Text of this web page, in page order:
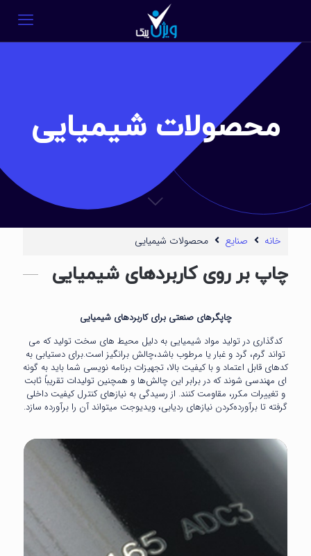
محصولات شیمیایی
خانه صنایع محصولات شیمیایی
چاپ بر روی کاربردهای شیمیایی
چاپگرهای صنعتی برای کاربردهای شیمیایی
کدگذاری در تولید مواد شیمیایی به دلیل محیط های سخت تولید که می
تواند گرم، گرد و غبار یا مرطوب باشد،چالش برانگیز است.برای دستیابی به
کدهای قابل اعتماد و با کیفیت بالا، تجهیزات برنامه نویسی شما باید به گونه
ای مهندسی شوند که در برابر این چالش‌ها و همچنین تولیدات تقریباً ثابت
و تغییرات مکرر، مقاومت کنند. از رسیدگی به نیازهای کنترل کیفیت داخلی
گرفته تا برآورده‌کردن نیازهای ردیابی، ویدیوجت میتواند آن را برآورده سازد.